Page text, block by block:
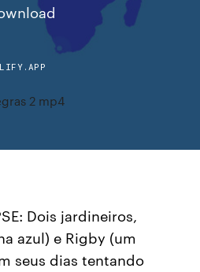
2 mp4
Dois jardineiros,
azul) e Rigby (um
seus dias tentando